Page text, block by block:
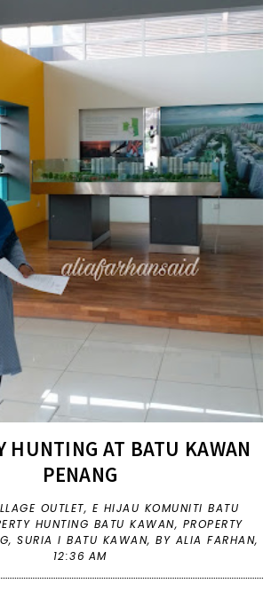
HUNTING AT BATU KAWAN
PENANG
OUTLET, E HIJAU KOMUNITI BATU
HUNTING BATU KAWAN, PROPERTY
,SURIA I BATU KAWAN,BY ALIA FARHAN,
12:36 AM